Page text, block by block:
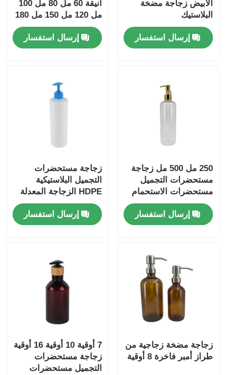
الأبيض زجاجة مضخة
البلاستيك
إرسال استفسار
أنيقة 60 مل 80 مل 100
مل 120 مل 150 مل 180
مل 200 مل 250 مل 300
مل زجاجة بي تي امبر
إرسال استفسار
250 مل 500 مل زجاجة
مستحضرات التجميل
مستحضرات الاستحمام
الشفافة قابلة للتخصيص
زجاجة مستحضرات
الاستحمام مع رؤوس
إرسال استفسار
زجاجة مستحضرات
التجميل البلاستيكية
HDPE الزجاجة المعدلة
للتعبئة والتغليف
الزجاجاتإرسال استفسار
زجاجة مضخة زجاجية من
طراز أمبر فاخرة 8 أوقية
7 أوقية 10 أوقية 16 أوقية
زجاجة مستحضرات
التجميل مستحضرات